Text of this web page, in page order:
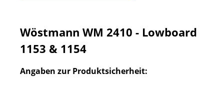
Wöstmann WM 2410 - Lowboard
1153 & 1154
Angaben zur Produktsicherheit: